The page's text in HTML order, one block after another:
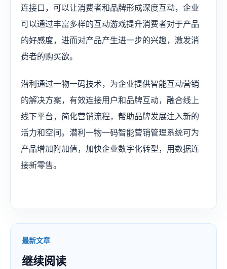
连接口，可以让消费者和品牌形成深度互动，企业
可以通过丰富多样的互动游戏提升消费者对于产品
的好感度，进而对产品产生进一步的兴趣，激发消
费者的购买欲。
潜利通过一物一码技术，为企业提供智能互动营销
的解决方案，有效连接用户和品牌互动，融合线上
线下平台，简化营销流程，帮助品牌发展注入新的
活力和空间。潜利一物一码智能营销管理系统可为
产品增加附加值，加快企业数字化转型，用数据连
接新零售。
最新文章
继续阅读